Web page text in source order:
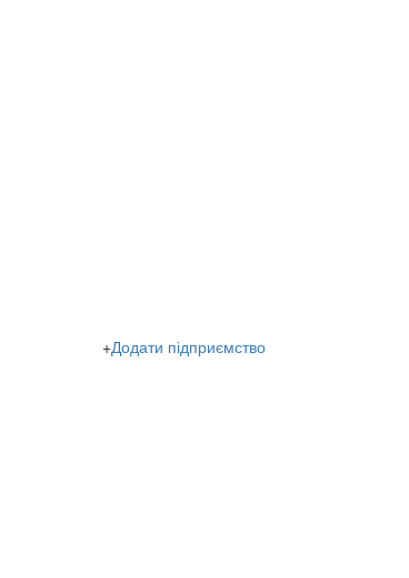
+Додати підприємство